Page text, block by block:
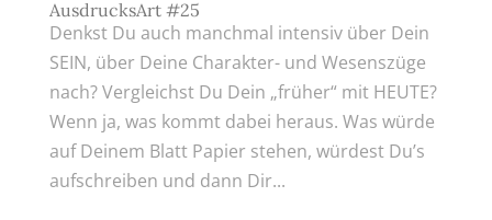
AusdrucksArt #25
Denkst Du auch manchmal intensiv über Dein
SEIN, über Deine Charakter- und Wesenszüge
nach? Vergleichst Du Dein „früher“ mit HEUTE?
Wenn ja, was kommt dabei heraus. Was würde
auf Deinem Blatt Papier stehen, würdest Du’s
aufschreiben und dann Dir...